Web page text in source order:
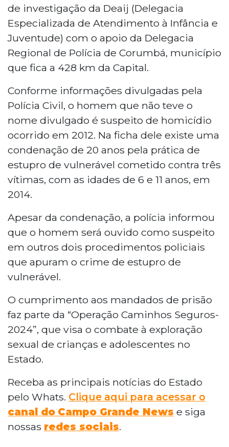
de investigação da Deaij (Delegacia
Especializada de Atendimento à Infância e
Juventude) com o apoio da Delegacia
Regional de Polícia de Corumbá, município
que fica a 428 km da Capital.
Conforme informações divulgadas pela
Polícia Civil, o homem que não teve o
nome divulgado é suspeito de homicídio
ocorrido em 2012. Na ficha dele existe uma
condenação de 20 anos pela prática de
estupro de vulnerável cometido contra três
vítimas, com as idades de 6 e 11 anos, em
2014.
Apesar da condenação, a polícia informou
que o homem será ouvido como suspeito
em outros dois procedimentos policiais
que apuram o crime de estupro de
vulnerável.
O cumprimento aos mandados de prisão
faz parte da “Operação Caminhos Seguros-
2024”, que visa o combate à exploração
sexual de crianças e adolescentes no
Estado.
Receba as principais notícias do Estado
pelo Whats. Clique aqui para acessar o
canal do Campo Grande News e siga
nossas redes sociais.